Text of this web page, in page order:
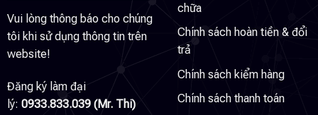
Vui lòng thông báo cho chúng
tôi khi sử dụng thông tin trên
website!
Đăng ký làm đại
lý: 0933.833.039 (Mr. Thi)
chữa
Chính sách hoàn tiền & đổi
trả
Chính sách kiểm hàng
Chính sách thanh toán